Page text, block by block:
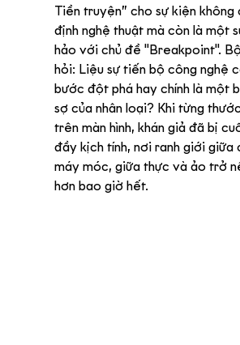
Tiền truyện” cho sự kiện
định nghệ thuật mà còn là một
hảo với chủ đề "Breakpoint".
hỏi: Liệu sự tiến bộ công nghệ
bước đột phá hay chính là một
sợ của nhân loại? Khi từng
trên màn hình, khán giả đã bị
đầy kịch tính, nơi ranh giới giữa
máy móc, giữa thực và ảo trở
hơn bao giờ hết.